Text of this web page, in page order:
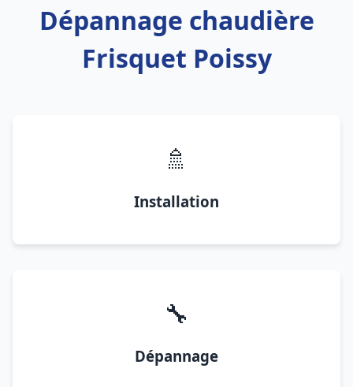
Dépannage chaudière
Frisquet Poissy
🚿
Installation
🔧
Dépannage